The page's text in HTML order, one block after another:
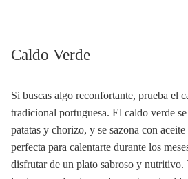
Caldo Verde
Si buscas algo reconfortante, prueba el
tradicional portuguesa. El caldo verde
patatas y chorizo, y se sazona con
perfecta para calentarte durante los
disfrutar de un plato sabroso y nutritivo.